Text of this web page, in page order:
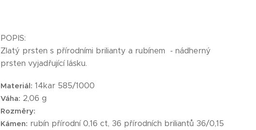
POPIS:
Zlatý prsten s přírodními brilianty a rubínem - nádherný
prsten vyjadřující lásku.
Materiál: 14kar 585/1000
Váha: 2,06 g
Rozměry:
Kámen: rubín přírodní 0,16 ct, 36 přírodních briliantů 36/0,15